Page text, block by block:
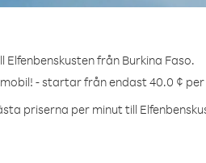
från Burkina Faso.
- startar från endast 40.0 ¢
priserna per minut till